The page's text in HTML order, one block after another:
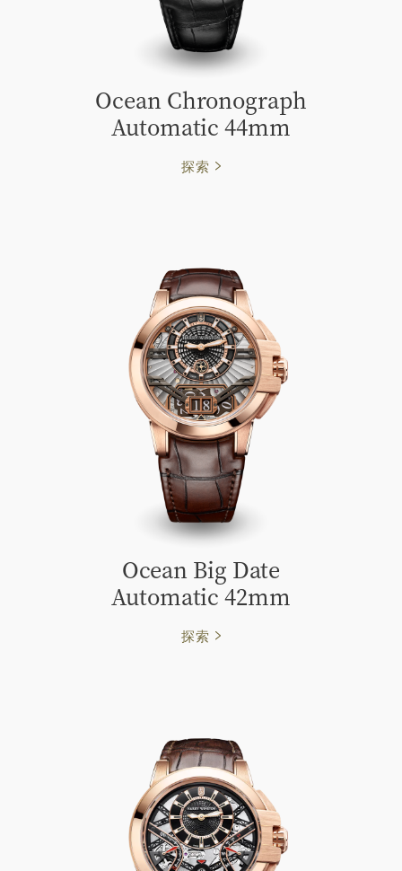
Ocean Chronograph
Automatic 44mm
探索
Ocean Big Date
Automatic 42mm
探索